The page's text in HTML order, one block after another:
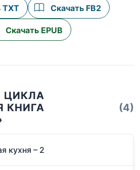
TXT Скачать FB2
Скачать EPUB
ЦИКЛА
КНИГА
(4)
кухня – 2